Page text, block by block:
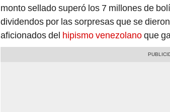
monto sellado superó los 7 millones de
dividendos por las sorpresas que se
aficionados del hipismo venezolanoque